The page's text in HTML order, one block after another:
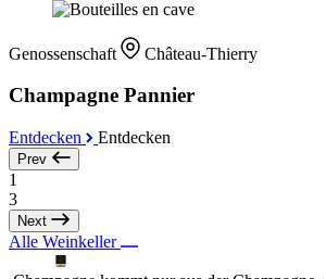
Genossenschaft Château-Thierry
Champagne Pannier
Entdecken Entdecken
Prev
1
3
Next
Alle Weinkeller